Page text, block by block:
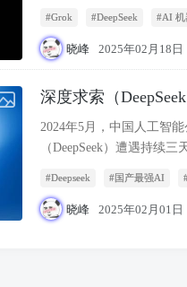
泛关注和热议，业界专家
和潜在影响展开讨论。
#Grok #DeepSeek #AI 机
晓峰 2025年02月18日
深度求索（
攻击事件分析：数据
2024年5月，中国人工智
（DeepSeek）遭遇持续
流量超过1.5 Tbps，攻击
#Deepseek #国产最强AI
晓峰 2025年02月01日